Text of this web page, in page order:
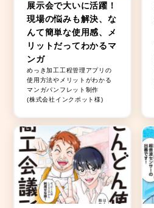
展示会で大いに活躍！
現場の悩みも解決、な
んて簡単な使用感、メ
リットだってわかるマ
ンガ
めっき加工工程管理アプリの
使用方法やメリットがわかる
マンガパンフレット制作
(株式会社インクポット様)